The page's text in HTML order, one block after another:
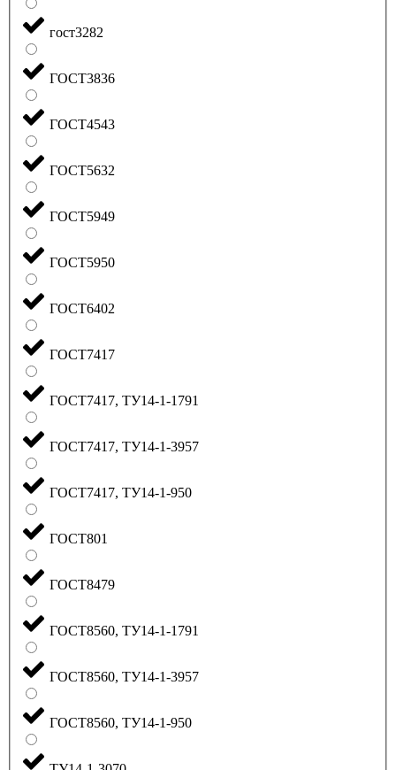
гост3282
ГОСТ3836
ГОСТ4543
ГОСТ5632
ГОСТ5949
ГОСТ5950
ГОСТ6402
ГОСТ7417
ГОСТ7417, ТУ14-1-1791
ГОСТ7417, ТУ14-1-3957
ГОСТ7417, ТУ14-1-950
ГОСТ801
ГОСТ8479
ГОСТ8560, ТУ14-1-1791
ГОСТ8560, ТУ14-1-3957
ГОСТ8560, ТУ14-1-950